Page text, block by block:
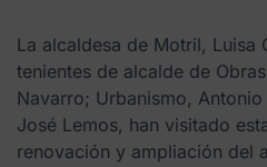
La alcaldesa de Motril, Luisa
tenientes de alcalde de
Navarro; Urbanismo,
José Lemos, han visitado
renovación y ampliación del